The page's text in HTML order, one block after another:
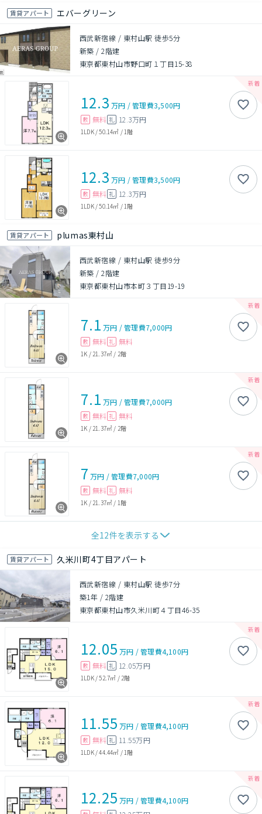
賃貸アパート エバーグリーン
西武新宿線 / 東村山駅 徒歩5分
新築 /2階建
東京都東村山市野口町１丁目15-38
12.3 万円 /管理費3,500円
敷 無料 礼 12.3万円
1LDK/50.14㎡ / 1階
12.3 万円 /管理費3,500円
敷 無料 礼 12.3万円
1LDK/50.14㎡ / 1階
賃貸アパート plumas東村山
西武新宿線 / 東村山駅 徒歩9分
新築 /2階建
東京都東村山市本町３丁目19-19
7.1 万円 /管理費7,000円
敷 無料 礼 無料
1K / 21.37㎡ / 2階
7.1 万円 /管理費7,000円
敷 無料 礼 無料
1K / 21.37㎡ / 2階
7 万円 /管理費7,000円
敷 無料 礼 無料
1K / 21.37㎡ / 1階
全12件を表示する
賃貸アパート 久米川町4丁目アパート
西武新宿線 / 東村山駅 徒歩7分
築1年 / 2階建
東京都東村山市久米川町４丁目46-35
12.05 万円 /管理費4,100円
敷 無料 礼 12.05万円
1LDK/52.7㎡ / 2階
11.55 万円 /管理費4,100円
敷 無料 礼 11.55万円
1LDK/44.44㎡ / 1階
12.25 万円 /管理費4,100円